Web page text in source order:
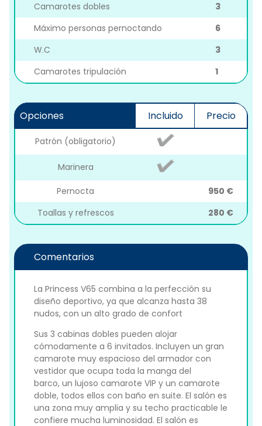
Camarotes dobles
3
Máximo personas pernoctando
6
W.C
3
Camarotes tripulación
1
Opciones Incluido Precio
Patrón (obligatorio)
Marinera
Pernocta
950 €
Toallas y refrescos
280 €
Comentarios
La Princess V65 combina a la perfección su
diseño deportivo, ya que alcanza hasta 38
nudos, con un alto grado de confort
Sus 3 cabinas dobles pueden alojar
cómodamente a 6 invitados. Incluyen un gran
camarote muy espacioso del armador con
vestidor que ocupa toda la manga del
barco, un lujoso camarote VIP y un camarote
doble, todos ellos con baño en suite. El salón es
una zona muy amplia y su techo practicable le
confiere mucha luminosidad. El salón es